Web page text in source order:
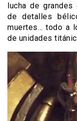
lucha de
de detalles
muertes… todo a
de unidades